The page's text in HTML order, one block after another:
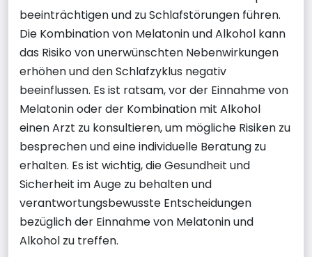
beeinträchtigen und zu Schlafstörungen führen.
Die Kombination von Melatonin und Alkohol kann
das Risiko von unerwünschten Nebenwirkungen
erhöhen und den Schlafzyklus negativ
beeinflussen. Es ist ratsam, vor der Einnahme von
Melatonin oder der Kombination mit Alkohol
einen Arzt zu konsultieren, um mögliche Risiken zu
besprechen und eine individuelle Beratung zu
erhalten. Es ist wichtig, die Gesundheit und
Sicherheit im Auge zu behalten und
verantwortungsbewusste Entscheidungen
bezüglich der Einnahme von Melatonin und
Alkohol zu treffen.